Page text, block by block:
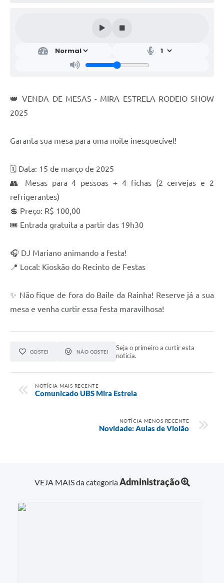
👑 VENDA DE MESAS - MIRA ESTRELA RODEIO SHOW
2025
Garanta sua mesa para uma noite inesquecível!
🗓 Data: 15 de março de 2025
👥 Mesas para 4 pessoas + 4 fichas (2 cervejas e 2
refrigerantes)
💲 Preço: R$ 100,00
🎟 Entrada gratuita a partir das 19h30
🎧 DJ Mariano animando a festa!
📍 Local: Kioskão do Recinto de Festas
✨ Não fique de fora do Baile da Rainha! Reserve já a sua
mesa e venha curtir essa festa maravilhosa!
GOSTEI NÃO GOSTEI
Seja o primeiro a curtir esta
notícia.
NOTÍCIA MAIS RECENTE
Comunicado UBS Mira Estrela
NOTÍCIA MENOS RECENTE
Novidade: Aulas de Violão
VEJA MAIS da categoriaAdministração